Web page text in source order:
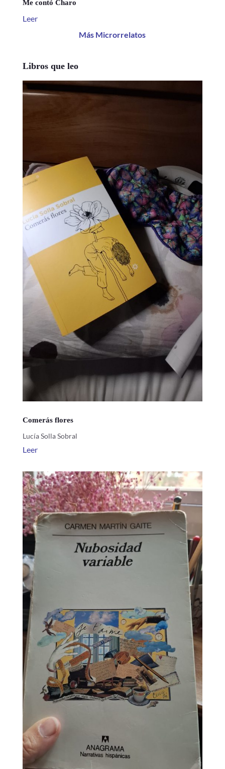
Me contó Charo
Leer
Más Microrrelatos
Libros que leo
Comerás flores
Lucía Solla Sobral
Leer